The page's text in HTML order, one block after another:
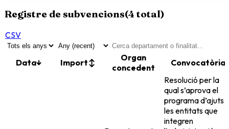
Registre de subvencions(4total)
CSV
Data↓ Import↕
Organ
concedent
Convocatòria
Resolució per la
qual s’aprova el
programa d’ajuts
les entitats que
integren